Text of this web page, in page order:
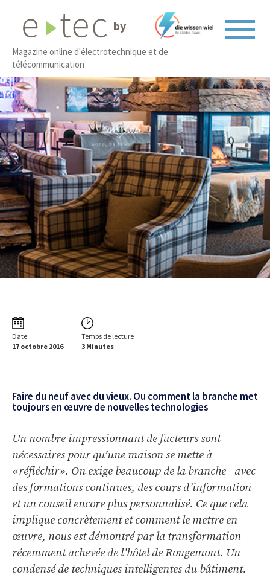
by
Magazine online d'électrotechnique et de
télécommunication
Date
17 octobre 2016
Temps de lecture
3 Minutes
Faire du neuf avec du vieux. Ou comment la branche met
toujours en œuvre de nouvelles technologies
Un nombre impressionnant de facteurs sont
nécessaires pour qu’une maison se mette à
«réfléchir». On exige beaucoup de la branche - avec
des formations continues, des cours d’information
et un conseil encore plus personnalisé. Ce que cela
implique concrètement et comment le mettre en
œuvre, nous est démontré par la transformation
récemment achevée de l’hôtel de Rougemont. Un
condensé de techniques intelligentes du bâtiment.